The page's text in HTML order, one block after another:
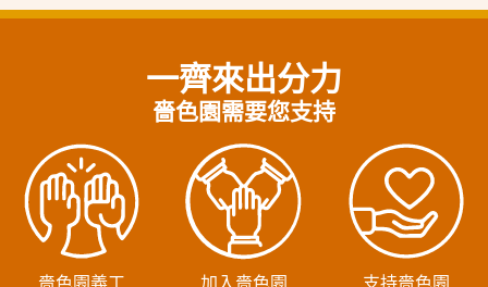
一齊來出分力
嗇色園需要您支持
嗇色園義工 加入嗇色園 支持嗇色園